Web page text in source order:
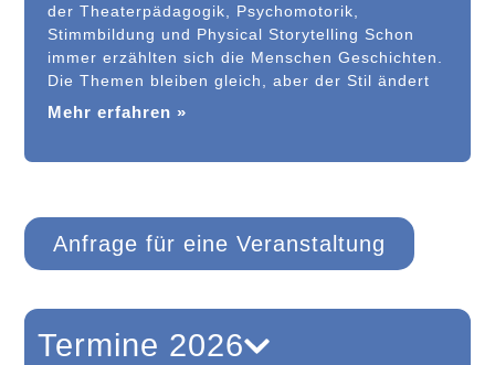
der Theaterpädagogik, Psychomotorik,
Stimmbildung und Physical Storytelling Schon
immer erzählten sich die Menschen Geschichten.
Die Themen bleiben gleich, aber der Stil ändert
Mehr erfahren »
Anfrage für eine Veranstaltung
Termine 2026